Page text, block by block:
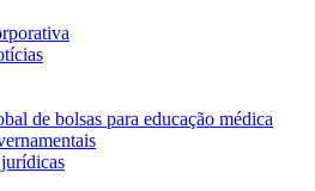
de bolsas para educação médica